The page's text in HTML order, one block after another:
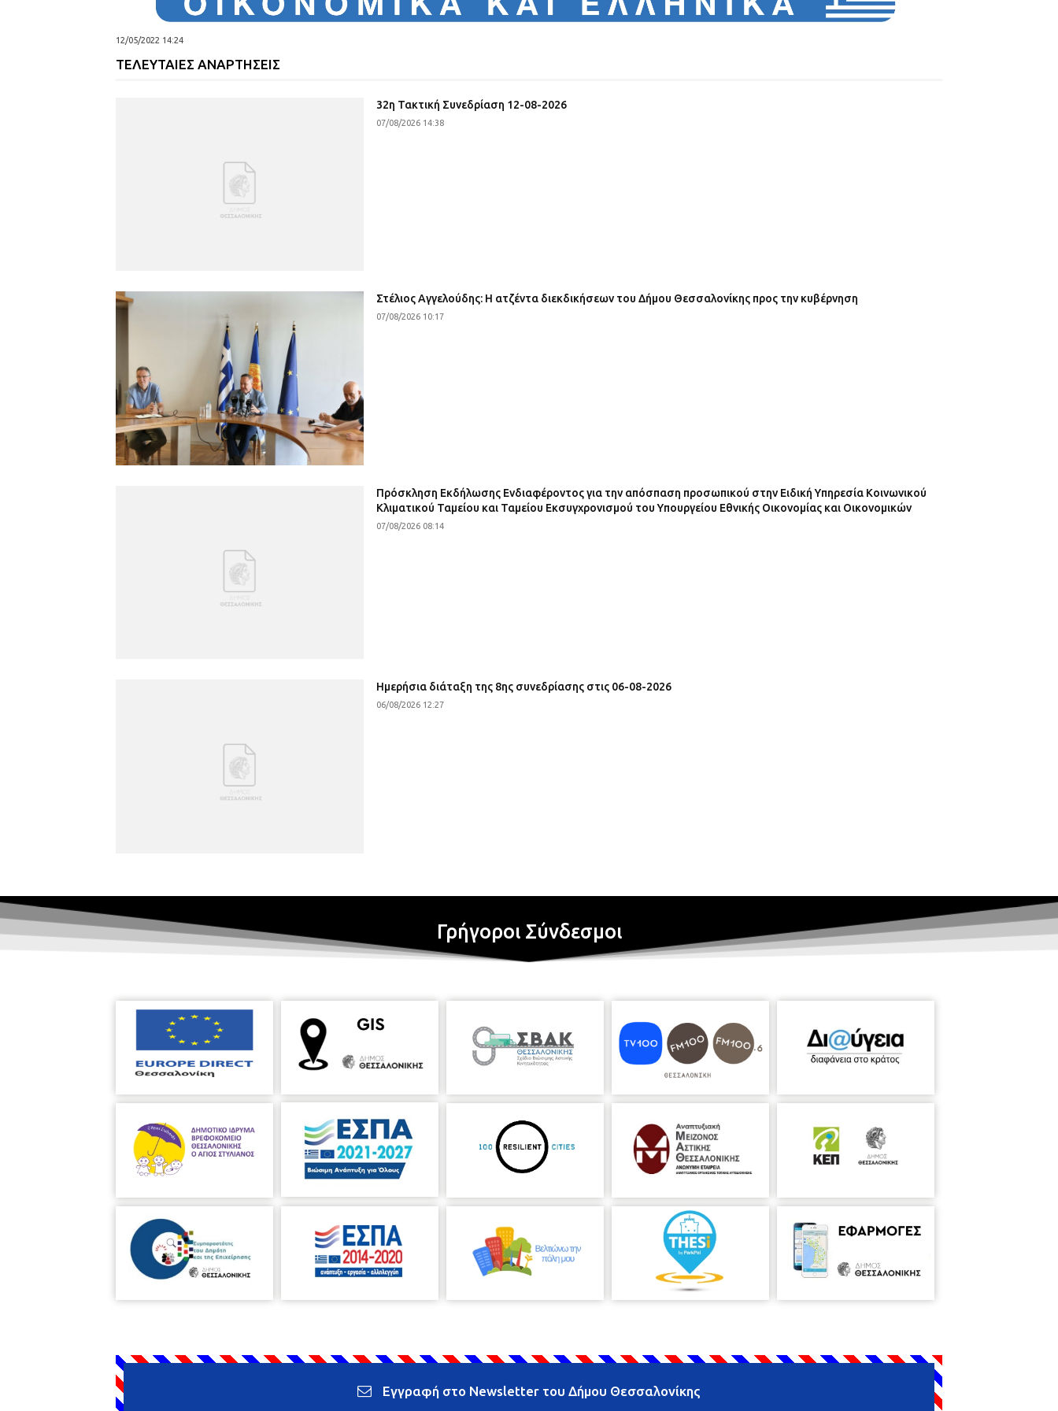
12/05/2022 14:24
ΤΕΛΕΥΤΑΙΕΣ ΑΝΑΡΤΗΣΕΙΣ
32η Τακτική Συνεδρίαση 12-08-2026
07/08/2026 14:38
Στέλιος Αγγελούδης: Η ατζέντα διεκδικήσεων του Δήμου Θεσσαλονίκης προς την κυβέρνηση
07/08/2026 10:17
Πρόσκληση Εκδήλωσης Ενδιαφέροντος για την απόσπαση προσωπικού στην Ειδική Υπηρεσία Κοινωνικού
Κλιματικού Ταμείου και Ταμείου Εκσυγχρονισμού του Υπουργείου Εθνικής Οικονομίας και Οικονομικών
07/08/2026 08:14
Ημερήσια διάταξη της 8ης συνεδρίασης στις 06-08-2026
06/08/2026 12:27
Γρήγοροι Σύνδεσμοι
Εγγραφή στο Newsletter του Δήμου Θεσσαλονίκης